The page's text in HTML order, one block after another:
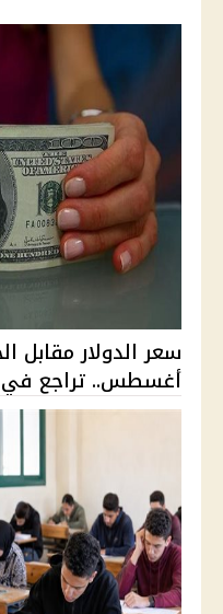
أغسطس.. تراجع في 10 بنوك وارت...